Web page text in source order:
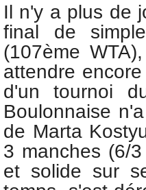
Il n'y a plus de
final de
(107ème
attendre
d'un tournoi
Boulonnaise
de Marta
3 manches (6/
et solide sur